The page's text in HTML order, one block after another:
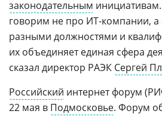
законодательным
говорим не про ИТ-компании,
разными должностями и
их объединяет единая сфера
сказал директор РАЭК Сергей
Российский интернет форум
22 мая в Подмосковье. Форум